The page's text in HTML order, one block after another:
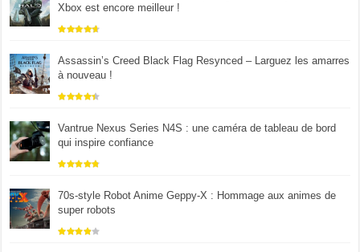
Xbox est encore meilleur !
Assassin’s Creed Black Flag Resynced – Larguez les amarres
à nouveau !
Vantrue Nexus Series N4S : une caméra de tableau de bord
qui inspire confiance
70s-style Robot Anime Geppy-X : Hommage aux animes de
super robots